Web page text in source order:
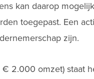
kan daarop
toegepast. Een
zijn.
2.000 omzet) staat